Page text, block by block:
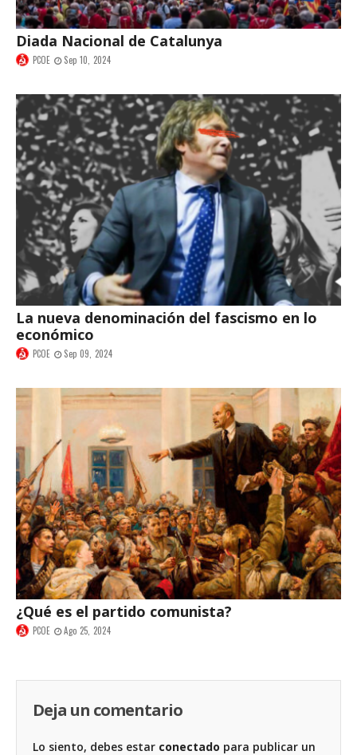
Diada Nacional de Catalunya
PCOE Sep 10, 2024
La nueva denominación del fascismo en lo
económico
PCOE Sep 09, 2024
¿Qué es el partido comunista?
PCOE Ago 25, 2024
Deja un comentario
Lo siento, debes estar conectado para publicar un